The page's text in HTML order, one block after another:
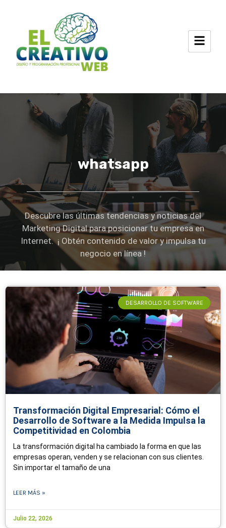
contenido
whatsapp
Descubre las últimas tendencias y noticias del
Marketing Digital para posicionar tu empresa en
Internet. ¡ Obtén contenido de valor y impulsa tu
negocio en línea !
DESARROLLO DE SOFTWARE
Transformación Digital Empresarial: Cómo el
Desarrollo de Software a la Medida Impulsa la
Competitividad en Colombia
La transformación digital ha cambiado la forma en que las
empresas operan, venden y se relacionan con sus clientes.
Sin importar el tamaño de una
LEER MÁS »
Julio 22, 2026
PagePagePagePagePage